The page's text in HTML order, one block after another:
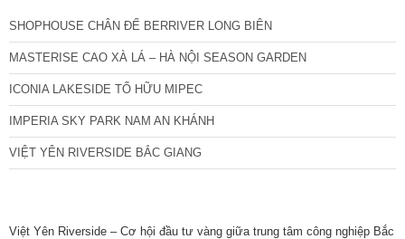
SHOPHOUSE CHÂN ĐẾ BERRIVER LONG BIÊN
MASTERISE CAO XÀ LÁ – HÀ NỘI SEASON GARDEN
ICONIA LAKESIDE TỐ HỮU MIPEC
IMPERIA SKY PARK NAM AN KHÁNH
VIỆT YÊN RIVERSIDE BẮC GIANG
Việt Yên Riverside – Cơ hội đầu tư vàng giữa trung tâm công nghiệp Bắc